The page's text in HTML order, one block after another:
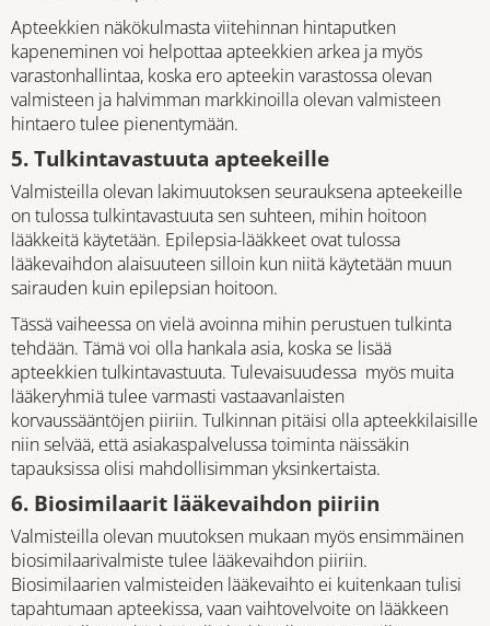
Apteekkien näkökulmasta viitehinnan hintaputken
kapeneminen voi helpottaa apteekkien arkea ja myös
varastonhallintaa, koska ero apteekin varastossa olevan
valmisteen ja halvimman markkinoilla olevan valmisteen
hintaero tulee pienentymään.
5. Tulkintavastuuta apteekeille
Valmisteilla olevan lakimuutoksen seurauksena apteekeille
on tulossa tulkintavastuuta sen suhteen, mihin hoitoon
lääkkeitä käytetään. Epilepsia-lääkkeet ovat tulossa
lääkevaihdon alaisuuteen silloin kun niitä käytetään muun
sairauden kuin epilepsian hoitoon.
Tässä vaiheessa on vielä avoinna mihin perustuen tulkinta
tehdään. Tämä voi olla hankala asia, koska se lisää
apteekkien tulkintavastuuta. Tulevaisuudessa myös muita
lääkeryhmiä tulee varmasti vastaavanlaisten
korvaussääntöjen piiriin. Tulkinnan pitäisi olla apteekkilaisille
niin selvää, että asiakaspalvelussa toiminta näissäkin
tapauksissa olisi mahdollisimman yksinkertaista.
6. Biosimilaarit lääkevaihdon piiriin
Valmisteilla olevan muutoksen mukaan myös ensimmäinen
biosimilaarivalmiste tulee lääkevaihdon piiriin.
Biosimilaarien valmisteiden lääkevaihto ei kuitenkaan tulisi
tapahtumaan apteekissa, vaan vaihtovelvoite on lääkkeen